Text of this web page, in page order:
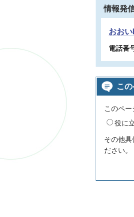
情報発
おお
電話番
こ
このペー
役に
その他
ださい。